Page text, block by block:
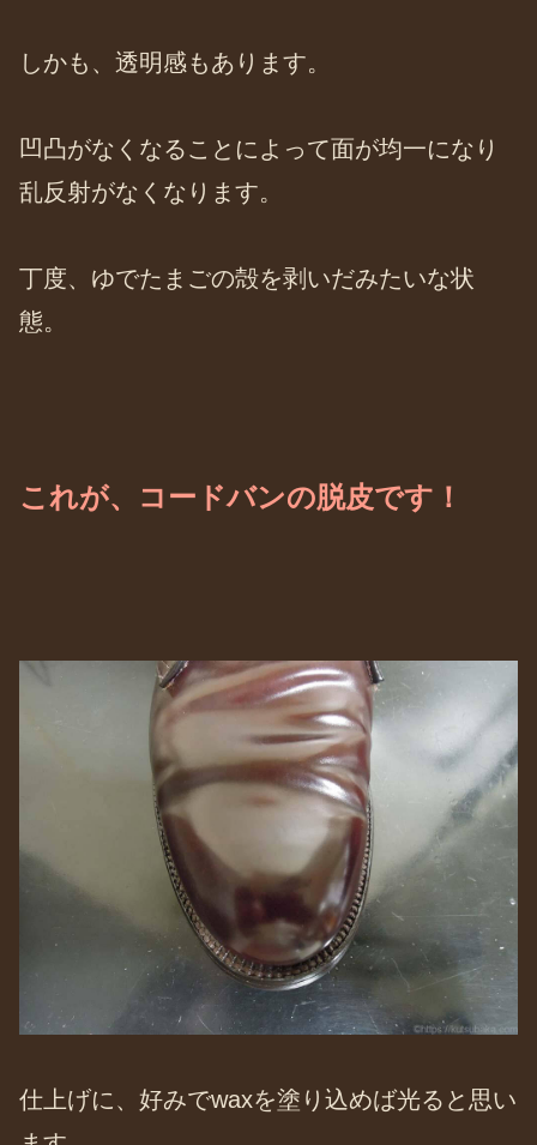
しかも、透明感もあります。
凹凸がなくなることによって面が均一になり
乱反射がなくなります。
丁度、ゆでたまごの殻を剥いだみたいな状
態。
これが、コードバンの脱皮です！
仕上げに、好みでwaxを塗り込めば光ると思い